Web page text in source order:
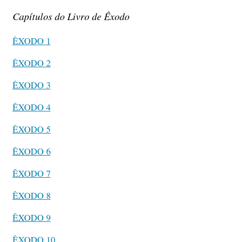
Capítulos do Livro de Êxodo
ÊXODO 1
ÊXODO 2
ÊXODO 3
ÊXODO 4
ÊXODO 5
ÊXODO 6
ÊXODO 7
ÊXODO 8
ÊXODO 9
ÊXODO 10